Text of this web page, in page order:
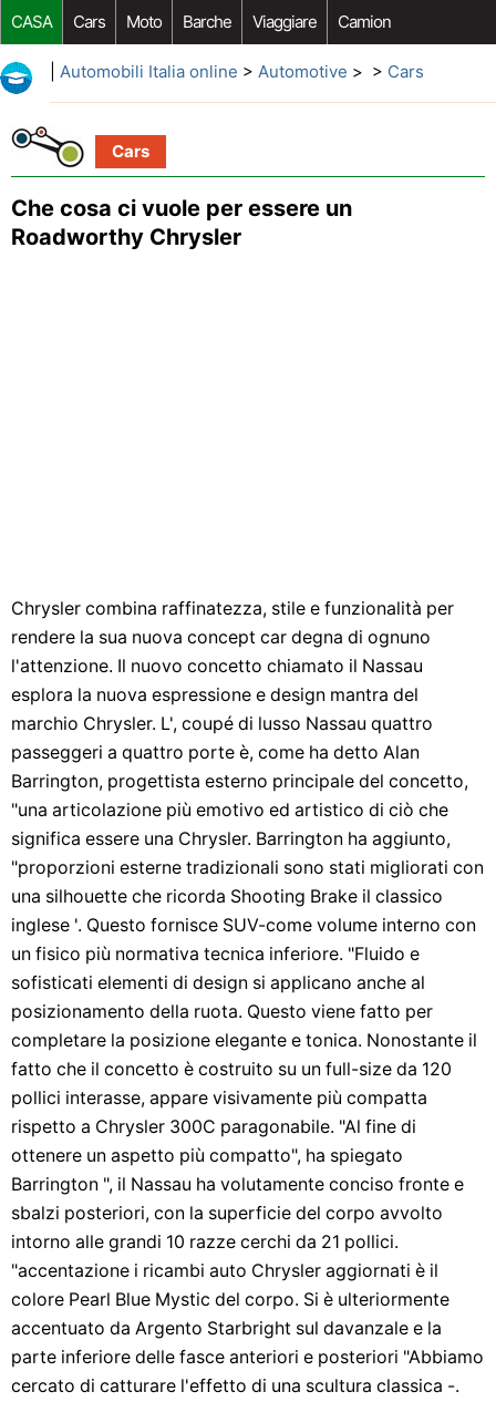
CASA Cars Moto Barche Viaggiare Camion
Riparazione Auto Acquisto Auto Car Opzioni Aftermarket
Automobili Italia online > Automotive > > Cars
Cars
Che cosa ci vuole per essere un
Roadworthy Chrysler
Chrysler combina raffinatezza, stile e funzionalità per
rendere la sua nuova concept car degna di ognuno
l'attenzione. Il nuovo concetto chiamato il Nassau
esplora la nuova espressione e design mantra del
marchio Chrysler. L', coupé di lusso Nassau quattro
passeggeri a quattro porte è, come ha detto Alan
Barrington, progettista esterno principale del concetto,
"una articolazione più emotivo ed artistico di ciò che
significa essere una Chrysler. Barrington ha aggiunto,
"proporzioni esterne tradizionali sono stati migliorati con
una silhouette che ricorda Shooting Brake il classico
inglese '. Questo fornisce SUV-come volume interno con
un fisico più normativa tecnica inferiore. "Fluido e
sofisticati elementi di design si applicano anche al
posizionamento della ruota. Questo viene fatto per
completare la posizione elegante e tonica. Nonostante il
fatto che il concetto è costruito su un full-size da 120
pollici interasse, appare visivamente più compatta
rispetto a Chrysler 300C paragonabile. "Al fine di
ottenere un aspetto più compatto", ha spiegato
Barrington ", il Nassau ha volutamente conciso fronte e
sbalzi posteriori, con la superficie del corpo avvolto
intorno alle grandi 10 razze cerchi da 21 pollici.
"accentazione i ricambi auto Chrysler aggiornati è il
colore Pearl Blue Mystic del corpo. Si è ulteriormente
accentuato da Argento Starbright sul davanzale e la
parte inferiore delle fasce anteriori e posteriori "Abbiamo
cercato di catturare l'effetto di una scultura classica -.